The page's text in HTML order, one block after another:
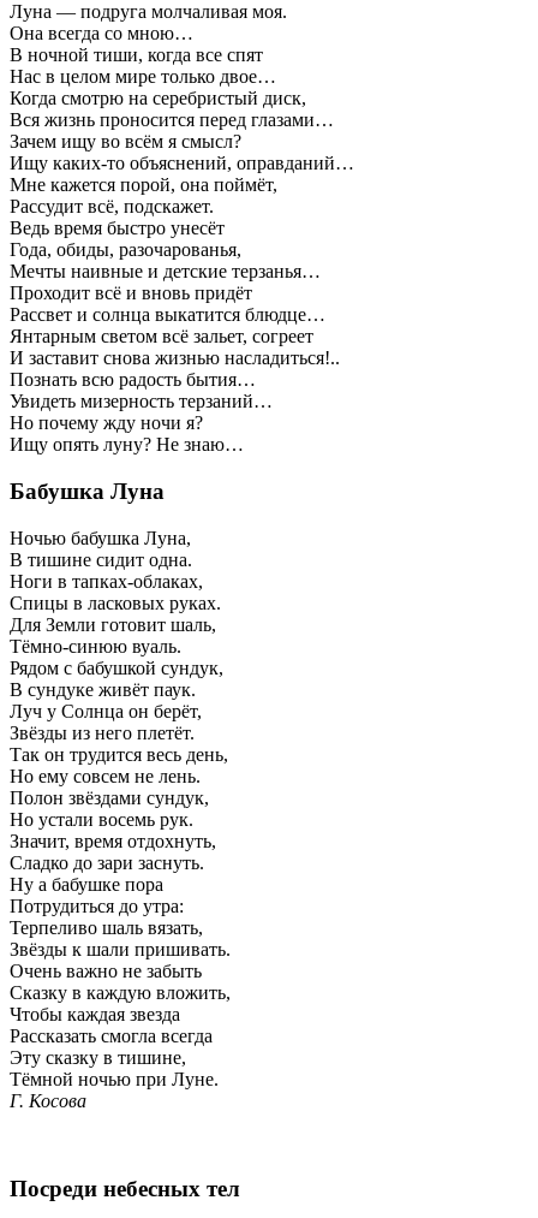
Луна — подруга молчаливая моя.
Она всегда со мною…
В ночной тиши, когда все спят
Нас в целом мире только двое…
Когда смотрю на серебристый диск,
Вся жизнь проносится перед глазами…
Зачем ищу во всём я смысл?
Ищу каких-то объяснений, оправданий…
Мне кажется порой, она поймёт,
Рассудит всё, подскажет.
Ведь время быстро унесёт
Года, обиды, разочарованья,
Мечты наивные и детские терзанья…
Проходит всё и вновь придёт
Рассвет и солнца выкатится блюдце…
Янтарным светом всё зальет, согреет
И заставит снова жизнью насладиться!..
Познать всю радость бытия…
Увидеть мизерность терзаний…
Но почему жду ночи я?
Ищу опять луну? Не знаю…
Бабушка Луна
Ночью бабушка Луна,
В тишине сидит одна.
Ноги в тапках-облаках,
Спицы в ласковых руках.
Для Земли готовит шаль,
Тёмно-синюю вуаль.
Рядом с бабушкой сундук,
В сундуке живёт паук.
Луч у Солнца он берёт,
Звёзды из него плетёт.
Так он трудится весь день,
Но ему совсем не лень.
Полон звёздами сундук,
Но устали восемь рук.
Значит, время отдохнуть,
Сладко до зари заснуть.
Ну а бабушке пора
Потрудиться до утра:
Терпеливо шаль вязать,
Звёзды к шали пришивать.
Очень важно не забыть
Сказку в каждую вложить,
Чтобы каждая звезда
Рассказать смогла всегда
Эту сказку в тишине,
Тёмной ночью при Луне.
Г. Косова
Посреди небесных тел